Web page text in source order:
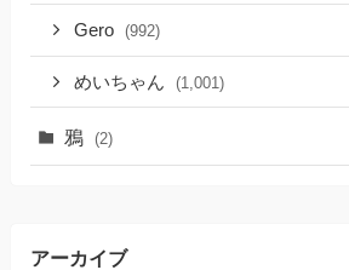
Gero (992)
めいちゃん (1,001)
鴉 (2)
アーカイブ